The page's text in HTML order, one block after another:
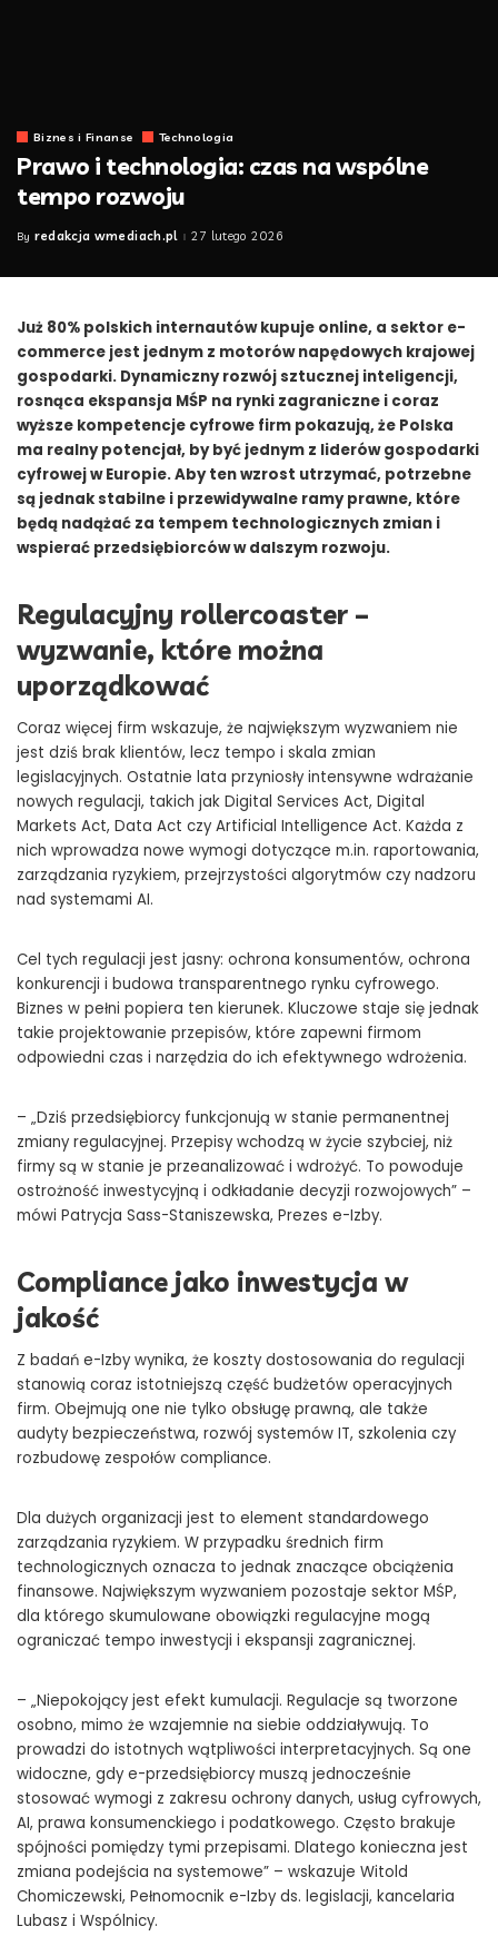
Biznes i Finanse Technologia
Prawo i technologia: czas na wspólne
tempo rozwoju
Posted
By redakcja wmediach.pl 27 lutego 2026
Już 80% polskich internautów kupuje online, a sektor e-
commerce jest jednym z motorów napędowych krajowej
gospodarki. Dynamiczny rozwój sztucznej inteligencji,
rosnąca ekspansja MŚP na rynki zagraniczne i coraz
wyższe kompetencje cyfrowe firm pokazują, że Polska
ma realny potencjał, by być jednym z liderów gospodarki
cyfrowej w Europie. Aby ten wzrost utrzymać, potrzebne
są jednak stabilne i przewidywalne ramy prawne, które
będą nadążać za tempem technologicznych zmian i
wspierać przedsiębiorców w dalszym rozwoju.
Regulacyjny rollercoaster –
wyzwanie, które można
uporządkować
Coraz więcej firm wskazuje, że największym wyzwaniem nie
jest dziś brak klientów, lecz tempo i skala zmian
legislacyjnych. Ostatnie lata przyniosły intensywne wdrażanie
nowych regulacji, takich jak Digital Services Act, Digital
Markets Act, Data Act czy Artificial Intelligence Act. Każda z
nich wprowadza nowe wymogi dotyczące m.in. raportowania,
zarządzania ryzykiem, przejrzystości algorytmów czy nadzoru
nad systemami AI.
Cel tych regulacji jest jasny: ochrona konsumentów, ochrona
konkurencji i budowa transparentnego rynku cyfrowego.
Biznes w pełni popiera ten kierunek. Kluczowe staje się jednak
takie projektowanie przepisów, które zapewni firmom
odpowiedni czas i narzędzia do ich efektywnego wdrożenia.
– „Dziś przedsiębiorcy funkcjonują w stanie permanentnej
zmiany regulacyjnej. Przepisy wchodzą w życie szybciej, niż
firmy są w stanie je przeanalizować i wdrożyć. To powoduje
ostrożność inwestycyjną i odkładanie decyzji rozwojowych” –
mówi Patrycja Sass-Staniszewska, Prezes e-Izby.
Compliance jako inwestycja w
jakość
Z badań e-Izby wynika, że koszty dostosowania do regulacji
stanowią coraz istotniejszą część budżetów operacyjnych
firm. Obejmują one nie tylko obsługę prawną, ale także
audyty bezpieczeństwa, rozwój systemów IT, szkolenia czy
rozbudowę zespołów compliance.
Dla dużych organizacji jest to element standardowego
zarządzania ryzykiem. W przypadku średnich firm
technologicznych oznacza to jednak znaczące obciążenia
finansowe. Największym wyzwaniem pozostaje sektor MŚP,
dla którego skumulowane obowiązki regulacyjne mogą
ograniczać tempo inwestycji i ekspansji zagranicznej.
– „Niepokojący jest efekt kumulacji. Regulacje są tworzone
osobno, mimo że wzajemnie na siebie oddziaływują. To
prowadzi do istotnych wątpliwości interpretacyjnych. Są one
widoczne, gdy e-przedsiębiorcy muszą jednocześnie
stosować wymogi z zakresu ochrony danych, usług cyfrowych,
AI, prawa konsumenckiego i podatkowego. Często brakuje
spójności pomiędzy tymi przepisami. Dlatego konieczna jest
zmiana podejścia na systemowe” – wskazuje Witold
Chomiczewski, Pełnomocnik e-Izby ds. legislacji, kancelaria
Lubasz i Wspólnicy.